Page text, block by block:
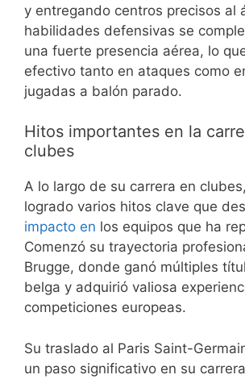
y entregando centros precisos al
habilidades defensivas se
una fuerte presencia aérea, lo
efectivo tanto en ataques como
jugadas a balón parado.
Hitos importantes en la
clubes
A lo largo de su carrera en
logrado varios hitos clave que
impacto en los equipos que ha
Comenzó su trayectoria
Brugge, donde ganó múltiples
belga y adquirió valiosa
competiciones europeas.
Su traslado al Paris Saint-
un paso significativo en su